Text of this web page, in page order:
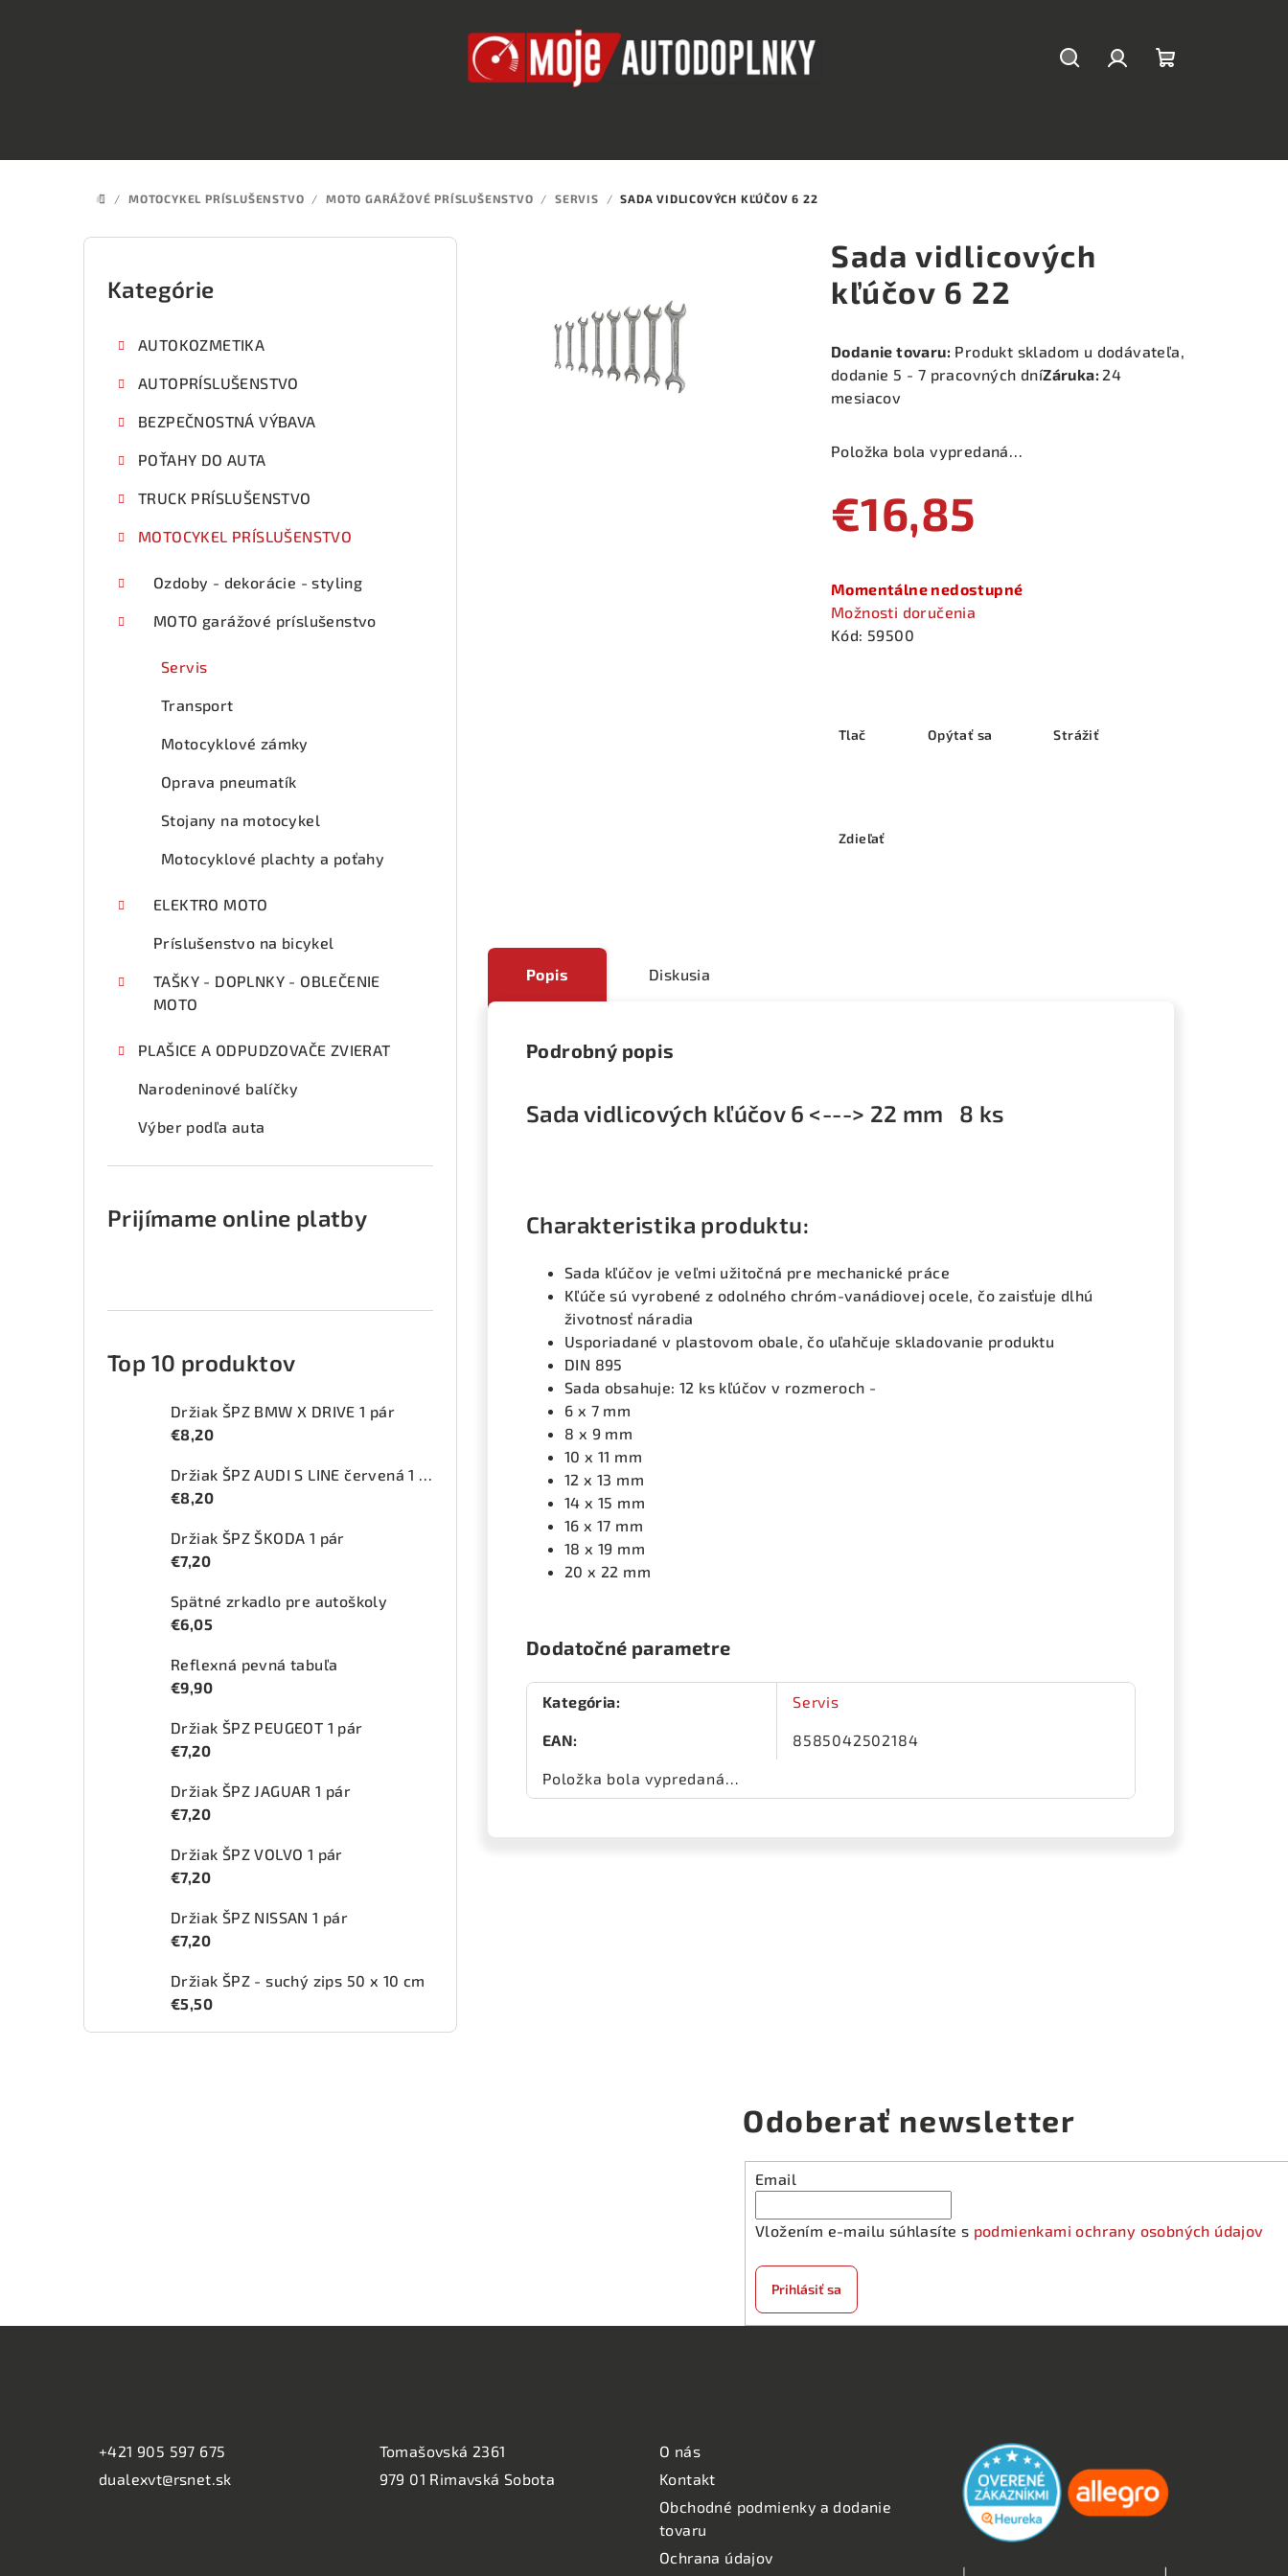
DOMOV
/ MOTOCYKEL PRÍSLUŠENSTVO / MOTO GARÁŽOVÉ PRÍSLUŠENSTVO / SERVIS / SADA VIDLICOVÝCH KĽÚČOV 6 22
B
Preskočiť
kategórie
Kategórie
AUTOKOZMETIKA
AUTOPRÍSLUŠENSTVO
BEZPEČNOSTNÁ VÝBAVA
POŤAHY DO AUTA
TRUCK PRÍSLUŠENSTVO
MOTOCYKEL PRÍSLUŠENSTVO
Ozdoby - dekorácie - styling
MOTO garážové príslušenstvo
Servis
Transport
Motocyklové zámky
Oprava pneumatík
Stojany na motocykel
Motocyklové plachty a poťahy
ELEKTRO MOTO
Príslušenstvo na bicykel
TAŠKY - DOPLNKY - OBLEČENIE
MOTO
PLAŠICE A ODPUDZOVAČE ZVIERAT
Narodeninové balíčky
Výber podľa auta
Prijímame online platby
Top 10 produktov
Držiak ŠPZ BMW X DRIVE 1 pár
€8,20
Držiak ŠPZ AUDI S LINE červená 1 pár
€8,20
Držiak ŠPZ ŠKODA 1 pár
€7,20
Spätné zrkadlo pre autoškoly
€6,05
Reflexná pevná tabuľa
€9,90
Držiak ŠPZ PEUGEOT 1 pár
€7,20
Držiak ŠPZ JAGUAR 1 pár
€7,20
Držiak ŠPZ VOLVO 1 pár
€7,20
Držiak ŠPZ NISSAN 1 pár
€7,20
Držiak ŠPZ - suchý zips 50 x 10 cm
€5,50
Sada vidlicových
kľúčov 6 22
Dodanie tovaru: Produkt skladom u dodávateľa,
dodanie 5 - 7 pracovných dníZáruka: 24
mesiacov
Položka bola vypredaná…
€16,85
cena:
Momentálne nedostupné
Možnosti doručenia
Kód: 59500
Tlač Opýtať sa Strážiť
Zdieľať
Popis Diskusia
Podrobný popis
Sada vidlicových kľúčov 6 <---> 22 mm 8 ks
Charakteristika produktu:
Sada kľúčov je veľmi užitočná pre mechanické práce
Kľúče sú vyrobené z odolného chróm-vanádiovej ocele, čo zaisťuje dlhú
životnosť náradia
Usporiadané v plastovom obale, čo uľahčuje skladovanie produktu
DIN 895
Sada obsahuje: 12 ks kľúčov v rozmeroch -
6 x 7 mm
8 x 9 mm
10 x 11 mm
12 x 13 mm
14 x 15 mm
16 x 17 mm
18 x 19 mm
20 x 22 mm
Dodatočné parametre
Kategória: Servis
EAN: 8585042502184
Položka bola vypredaná…
Odoberať newsletter
Email
Vložením e-mailu súhlasíte s podmienkami ochrany osobných údajov
Prihlásiť sa
+421 905 597 675
dualexvt@rsnet.sk
Tomašovská 2361
979 01 Rimavská Sobota
O nás
Kontakt
Obchodné podmienky a dodanie
tovaru
Ochrana údajov